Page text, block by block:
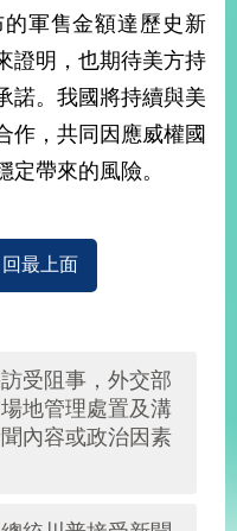
軍售金額達歷史新
證明，也期待美方持
諾。我國將持續與美
作，共同因應威權國
帶來的風險。
回最上面
受阻事，外交部
地管理處置及溝
內容或政治因素